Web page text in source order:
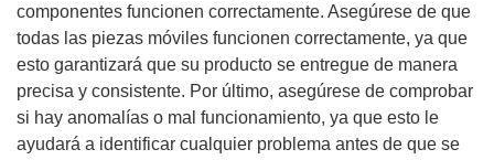
componentes funcionen correctamente. Asegúrese de que
todas las piezas móviles funcionen correctamente, ya que
esto garantizará que su producto se entregue de manera
precisa y consistente. Por último, asegúrese de comprobar
si hay anomalías o mal funcionamiento, ya que esto le
ayudará a identificar cualquier problema antes de que se